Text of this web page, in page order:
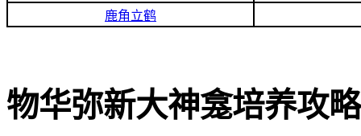
鹿角立鹤
物华弥新大神龛培养攻